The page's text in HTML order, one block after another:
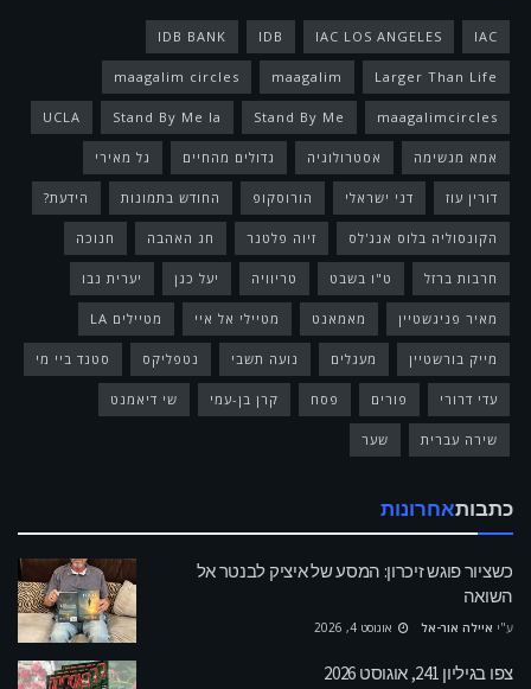
IAC
IAC LOS ANGELES
IDB
IDB BANK
Larger Than Life
maagalim
maagalim circles
maagalimcircles
Stand By Me
Stand By Me la
UCLA
אמא מגשימה אסטרולוגיה גדולים מהחיים גל מאירי
דורין עוז דני ישראלי הורוסקופ החודש בתמונות הידעת?
הקונסוליה בלוס אנג'לס זיוה פלטנר חג האהבה חנוכה
חרבות ברזל ט"ו בשבט טריוויה יעל כגן יערית נבו
מאיר פניגשטיין מאמאנט מטיילי אל איי מטיילים LA
מייק בורשטיין מעגלים נועה תשבי נטפליקס סטנד ביי מי
עדי דרורי פורים פסח קרן בן-עמי שי דיאמנט
שירה עברית שער
כתבותאחרונות
כשציור פוגש זיכרון: המסע של איציק לבנטר אל
השואה
ע"י איילה אור-אל אוגוסט 4, 2026
צפו בגיליון 241, אוגוסט 2026